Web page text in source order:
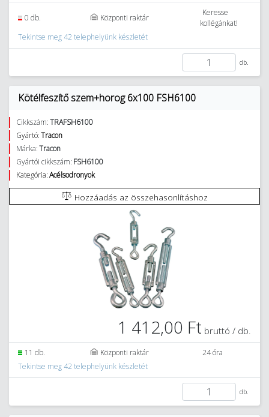
0 db. Központi raktár
Keresse
kollégánkat!
Tekintse meg 42 telephelyünk készletét
db.
Kötélfeszítő szem+horog 6x100 FSH6100
Cikkszám:TRAFSH6100
Gyártó:Tracon
Márka:Tracon
Gyártói cikkszám: FSH6100
Kategória:Acélsodronyok
Hozzáadás az összehasonlításhoz
1 412,00 Ft bruttó / db.
11 db. Központi raktár
24 óra
Tekintse meg 42 telephelyünk készletét
db.